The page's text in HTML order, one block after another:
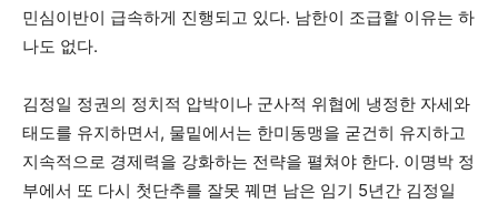
민심이반이 급속하게 진행되고 있다. 남한이 조급할 이유는 하
나도 없다.
김정일 정권의 정치적 압박이나 군사적 위협에 냉정한 자세와
태도를 유지하면서, 물밑에서는 한미동맹을 굳건히 유지하고
지속적으로 경제력을 강화하는 전략을 펼쳐야 한다. 이명박 정
부에서 또 다시 첫단추를 잘못 꿰면 남은 임기 5년간 김정일